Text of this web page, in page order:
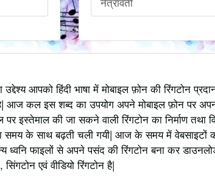
आपको हिंदी भाषा में मोबाइल फ़ोन की रिंगटोन
आज कल इस शब्द का उपयोग अपने मोबाइल फ़ोन पर
पर इस्तेमाल की जा सकने वाली रिंगटोन का
समय के साथ बढ़ती चली गयी| आज के समय में वेबसाइटों
ध्वनि फाइलों से अपने पसंद की रिंगटोन बना कर
एवं वीडियो रिंगटोन है|